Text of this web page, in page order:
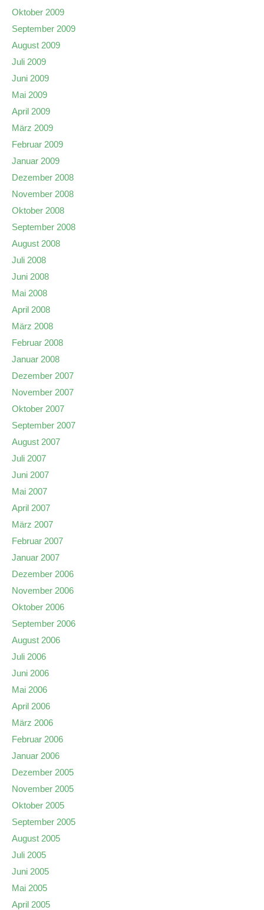
Oktober 2009
September 2009
August 2009
Juli 2009
Juni 2009
Mai 2009
April 2009
März 2009
Februar 2009
Januar 2009
Dezember 2008
November 2008
Oktober 2008
September 2008
August 2008
Juli 2008
Juni 2008
Mai 2008
April 2008
März 2008
Februar 2008
Januar 2008
Dezember 2007
November 2007
Oktober 2007
September 2007
August 2007
Juli 2007
Juni 2007
Mai 2007
April 2007
März 2007
Februar 2007
Januar 2007
Dezember 2006
November 2006
Oktober 2006
September 2006
August 2006
Juli 2006
Juni 2006
Mai 2006
April 2006
März 2006
Februar 2006
Januar 2006
Dezember 2005
November 2005
Oktober 2005
September 2005
August 2005
Juli 2005
Juni 2005
Mai 2005
April 2005